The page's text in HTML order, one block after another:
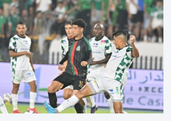
مولودها أمام الباب الرئيسي للمستشفى
التكفل بها. وأكدت إدارة المستشفى أن
مصلحة الولادة، حيث تم استقبالها وتسجيلها